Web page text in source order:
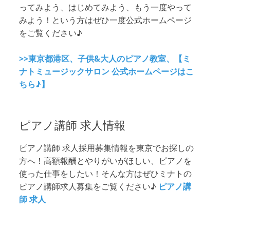
ってみよう、はじめてみよう、もう一度やって
みよう！という方はぜひ一度公式ホームページ
をご覧ください♪
>>東京都港区、子供&大人のピアノ教室、【ミ
ナトミュージックサロン 公式ホームページはこ
ちら♪】
ピアノ講師 求人情報
ピアノ講師 求人採用募集情報を東京でお探しの
方へ！高額報酬とやりがいがほしい、ピアノを
使った仕事をしたい！そんな方はぜひミナトの
ピアノ講師求人募集をご覧ください♪ ピアノ講
師 求人